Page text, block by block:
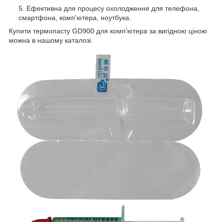
Ефективна для процесу охолодження для телефона,
смартфона, комп'ютера, ноутбука.
Купити термопасту GD900 для комп'ютера за вигідною ціною
можна в нашому каталозі.